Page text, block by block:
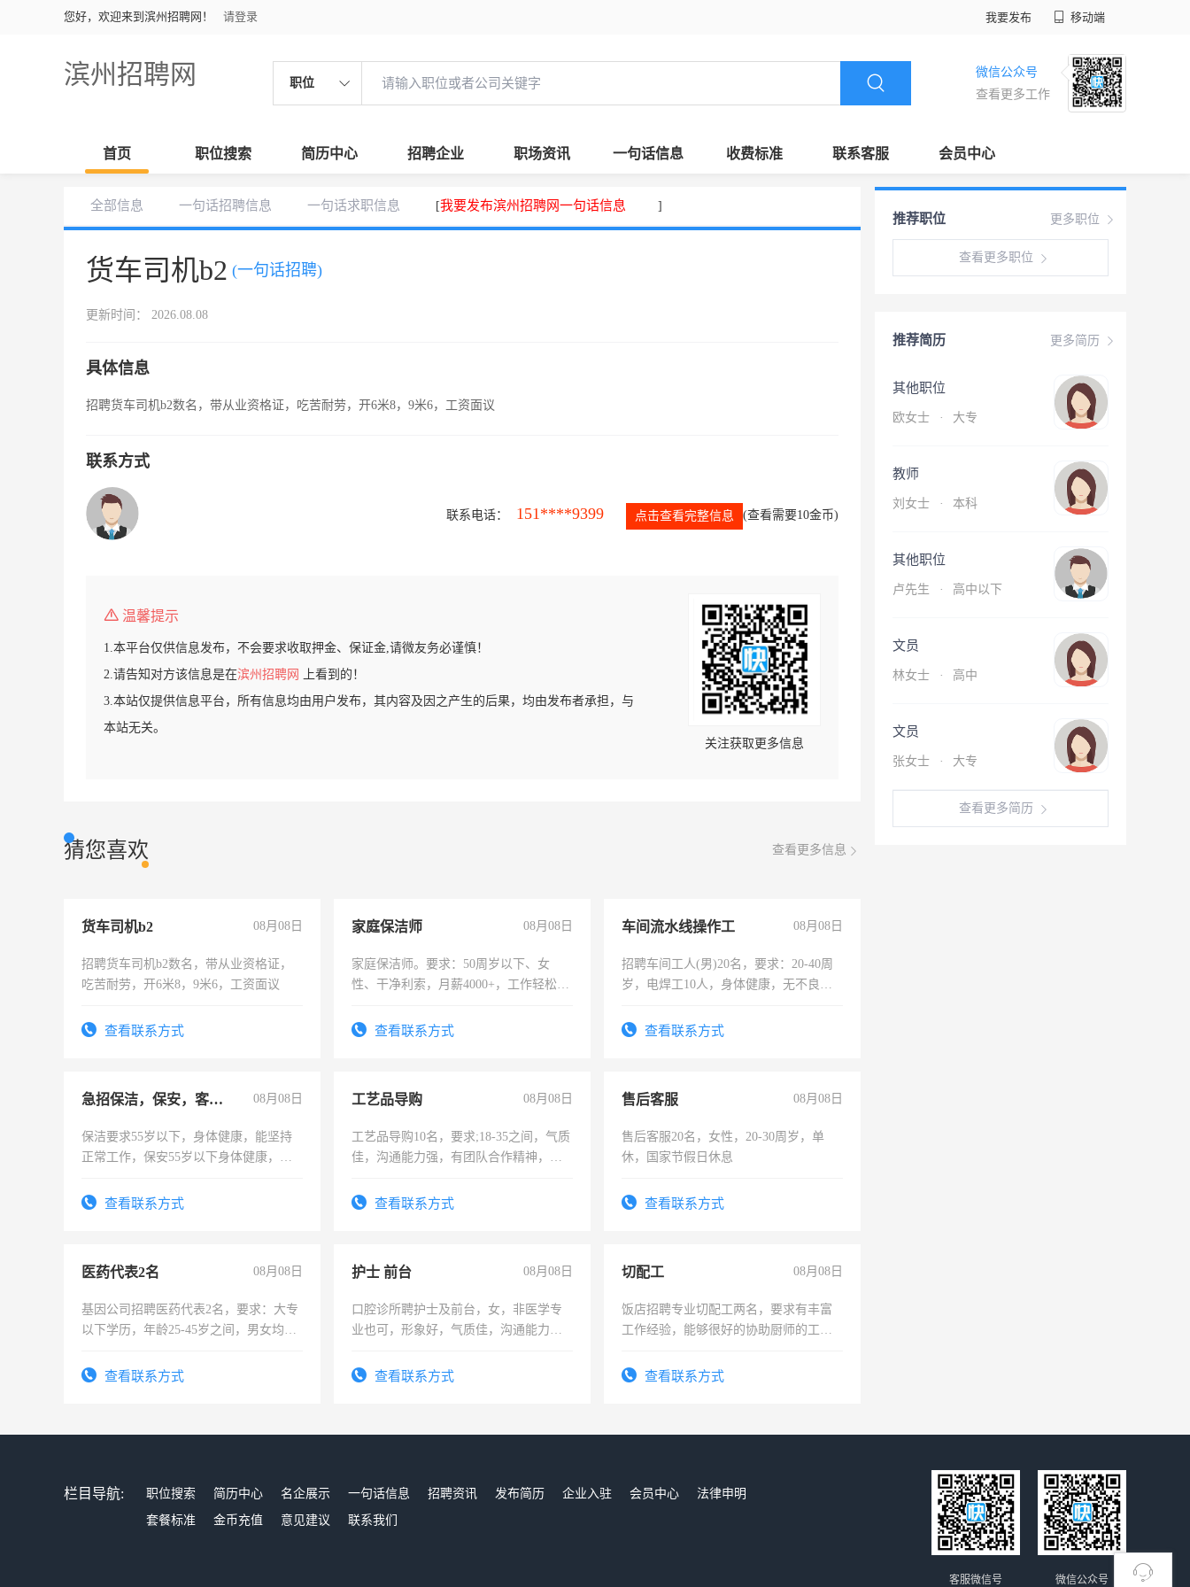
您好，欢迎来到滨州招聘网！ 请登录 我要发布 移动端
滨州招聘网 职位
微信公众号
查看更多工作
首页 职位搜索 简历中心 招聘企业 职场资讯 一句话信息 收费标准 联系客服 会员中心
全部信息 一句话招聘信息 一句话求职信息 [我要发布滨州招聘网一句话信息 ]
货车司机b2 (一句话招聘)
更新时间： 2026.08.08
具体信息
招聘货车司机b2数名，带从业资格证，吃苦耐劳，开6米8，9米6，工资面议
联系方式
联系电话： 151****9399 点击查看完整信息 (查看需要10金币)
温馨提示
1.本平台仅供信息发布，不会要求收取押金、保证金,请微友务必谨慎！
2.请告知对方该信息是在滨州招聘网
上看到的！
3.本站仅提供信息平台，所有信息均由用户发布，其内容及因之产生的后果，均由发布者承担，与
本站无关。
关注获取更多信息
猜您喜欢 查看更多信息
货车司机b2 08月08日
招聘货车司机b2数名，带从业资格证，
吃苦耐劳，开6米8，9米6，工资面议
查看联系方式
家庭保洁师 08月08日
家庭保洁师。要求：50周岁以下、女
性、干净利索，月薪4000+，工作轻松，
太太等。查看联系方式
车间流水线操作工 08月08日
招聘车间工人(男)20名，要求：20-40周
岁，电焊工10人，身体健康，无不良嗜
宿，免费发放劳保用品，两班倒，每月
查看联系方式
急招保洁，保安，客服，工程 08月08日
保洁要求55岁以下，身体健康，能坚持
正常工作，保安55岁以下身体健康，有
录，客服要求45岁以下高中以上文化，
查看联系方式
工艺品导购 08月08日
工艺品导购10名，要求;18-35之间，气质
佳，沟通能力强，有团队合作精神，有
查看联系方式
售后客服 08月08日
售后客服20名，女性，20-30周岁，单
休，国家节假日休息
查看联系方式
医药代表2名 08月08日
基因公司招聘医药代表2名，要求：大专
以下学历，年龄25-45岁之间，男女均
表或者有医学资质的优先，底薪+绩效，
查看联系方式
护士 前台 08月08日
口腔诊所聘护士及前台，女，非医学专
业也可，形象好，气质佳，沟通能力
查看联系方式
切配工 08月08日
饭店招聘专业切配工两名，要求有丰富
工作经验，能够很好的协助厨师的工
4500。查看联系方式
更多职位
推荐职位
查看更多职位
更多简历
推荐简历
其他职位
欧女士 · 大专
教师
刘女士 · 本科
其他职位
卢先生 · 高中以下
文员
林女士 · 高中
文员
张女士 · 大专
查看更多简历
栏目导航: 职位搜索 简历中心 名企展示 一句话信息 招聘资讯 发布简历 企业入驻 会员中心
法律申明
套餐标准
金币充值 意见建议 联系我们
微信公众号
客服微信号